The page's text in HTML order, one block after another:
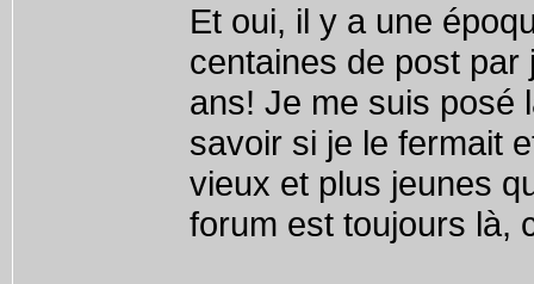
Et oui, il y a une
centaines de post par
ans! Je me suis posé
savoir si je le fermait
vieux et plus jeunes
forum est toujours là,